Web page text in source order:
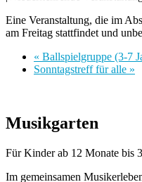
Eine Veranstaltung, die im
am Freitag stattfindet und
« Ballspielgruppe (3-7
Sonntagstreff für alle »
Musikgarten
Für Kinder ab 12 Monate bis
Im gemeinsamen